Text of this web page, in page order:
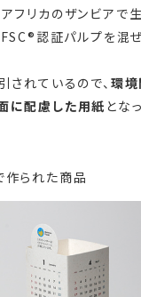
フリカのザンビアで
認証パルプを混
されているので、 環境
に配慮した用紙 とな
られた商品